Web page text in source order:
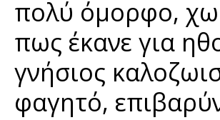
πολύ όμορφο,
πως έκανε για
γνήσιος
φαγητό,